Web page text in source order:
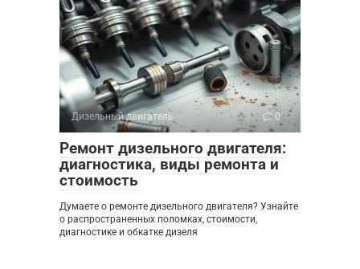
Дизельный двигатель 0
Ремонт дизельного двигателя:
диагностика, виды ремонта и
стоимость
Думаете о ремонте дизельного двигателя? Узнайте
о распространенных поломках, стоимости,
диагностике и обкатке дизеля